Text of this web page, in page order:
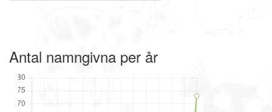
Antal namngivna per år